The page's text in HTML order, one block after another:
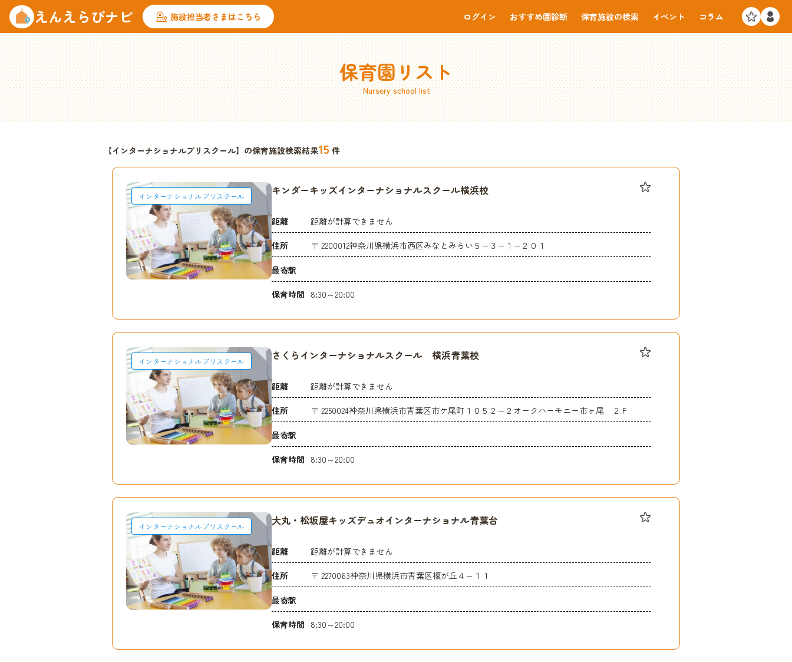
えんえらびナビ 施設担当者さまはこちら ログイン おすすめ園診断 保育施設の検索 イベント コラム
保育園リスト
Nursery school list
【インターナショナルプリスクール】の保育施設検索結果15 件
インターナショナルプリスクール キンダーキッズインターナショナルスクール横浜校
距離 距離が計算できません
住所 〒 2200012神奈川県横浜市西区みなとみらい５−３−１−２０１
最寄駅
保育時間 8:30～20:00
インターナショナルプリスクール さくらインターナショナルスクール 横浜青葉校
距離 距離が計算できません
住所 〒 2250024神奈川県横浜市青葉区市ケ尾町１０５２−２オークハーモニー市ヶ尾 ２Ｆ
最寄駅
保育時間 8:30～20:00
インターナショナルプリスクール 大丸・松坂屋キッズデュオインターナショナル青葉台
距離 距離が計算できません
住所 〒 2270063神奈川県横浜市青葉区榎が丘４−１１
最寄駅
保育時間 8:30～20:00